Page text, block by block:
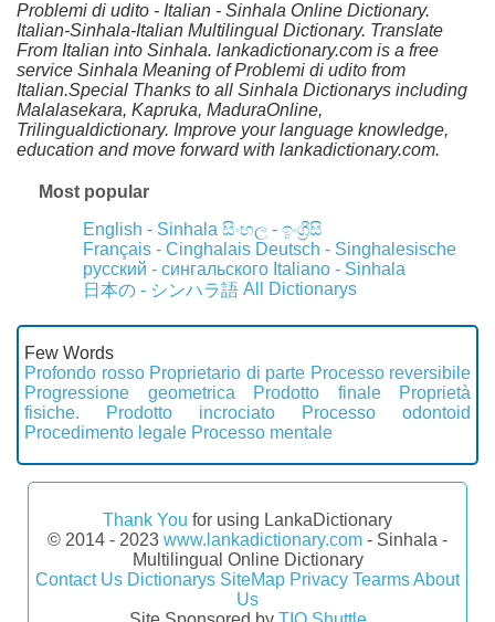
Problemi di udito - Italian - Sinhala Online Dictionary.
Italian-Sinhala-Italian Multilingual Dictionary. Translate
From Italian into Sinhala. lankadictionary.com is a free
service Sinhala Meaning of Problemi di udito from
Italian.Special Thanks to all Sinhala Dictionarys including
Malalasekara, Kapruka, MaduraOnline,
Trilingualdictionary. Improve your language knowledge,
education and move forward with lankadictionary.com.
Most popular
English - Sinhala සිංහල - ඉංග්‍රීසි
Français - Cinghalais Deutsch - Singhalesische
русский - сингальского Italiano - Sinhala
日本の - シンハラ語 All Dictionarys
Few Words
Profondo rosso Proprietario di parte Processo reversibile
Progressione geometrica
Prodotto finale
Proprietà
fisiche.
Prodotto incrociato
Processo odontoid
Procedimento legale Processo mentale
Thank You for using LankaDictionary
© 2014 - 2023 www.lankadictionary.com - Sinhala -
Multilingual Online Dictionary
Contact Us Dictionarys SiteMap Privacy TearmsAbout
Us